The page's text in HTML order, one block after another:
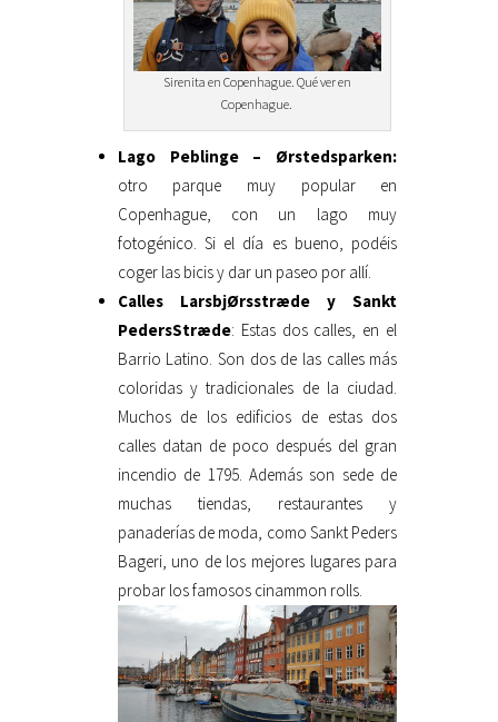
Sirenita en Copenhague. Qué ver en
Copenhague.
Lago Peblinge – Ørstedsparken:
otro parque muy popular en
Copenhague, con un lago muy
fotogénico. Si el día es bueno, podéis
coger las bicis y dar un paseo por allí.
Calles LarsbjØrsstræde y Sankt
PedersStræde: Estas dos calles, en el
Barrio Latino. Son dos de las calles más
coloridas y tradicionales de la ciudad.
Muchos de los edificios de estas dos
calles datan de poco después del gran
incendio de 1795. Además son sede de
muchas tiendas, restaurantes y
panaderías de moda, como Sankt Peders
Bageri, uno de los mejores lugares para
probar los famosos cinammon rolls.